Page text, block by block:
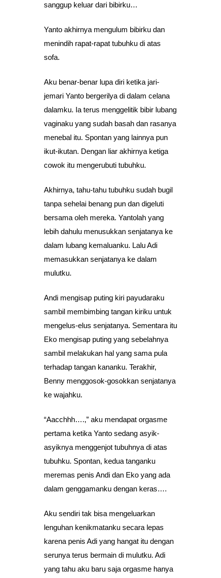
sanggup keluar dari bibirku…
Yanto akhirnya mengulum bibirku dan
menindih rapat-rapat tubuhku di atas
sofa.
Aku benar-benar lupa diri ketika jari-
jemari Yanto bergerilya di dalam celana
dalamku. Ia terus menggelitik bibir lubang
vaginaku yang sudah basah dan rasanya
menebal itu. Spontan yang lainnya pun
ikut-ikutan. Dengan liar akhirnya ketiga
cowok itu mengerubuti tubuhku.
Akhirnya, tahu-tahu tubuhku sudah bugil
tanpa sehelai benang pun dan digeluti
bersama oleh mereka. Yantolah yang
lebih dahulu menusukkan senjatanya ke
dalam lubang kemaluanku. Lalu Adi
memasukkan senjatanya ke dalam
mulutku.
Andi mengisap puting kiri payudaraku
sambil membimbing tangan kiriku untuk
mengelus-elus senjatanya. Sementara itu
Eko mengisap puting yang sebelahnya
sambil melakukan hal yang sama pula
terhadap tangan kananku. Terakhir,
Benny menggosok-gosokkan senjatanya
ke wajahku.
“Aacchhh….,” aku mendapat orgasme
pertama ketika Yanto sedang asyik-
asyiknya menggenjot tubuhnya di atas
tubuhku. Spontan, kedua tanganku
meremas penis Andi dan Eko yang ada
dalam genggamanku dengan keras….
Aku sendiri tak bisa mengeluarkan
lenguhan kenikmatanku secara lepas
karena penis Adi yang hangat itu dengan
serunya terus bermain di mulutku. Adi
yang tahu aku baru saja orgasme hanya